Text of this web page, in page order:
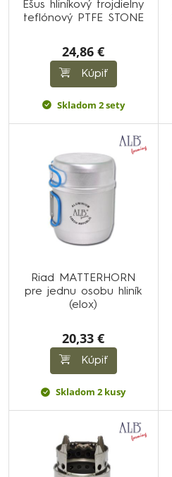
Ešus hliníkový trojdielny
teflónový PTFE STONE
24,86 €
Kúpiť
Skladom 2 sety
Riad MATTERHORN
pre jednu osobu hliník
(elox)
20,33 €
Kúpiť
Skladom 2 kusy